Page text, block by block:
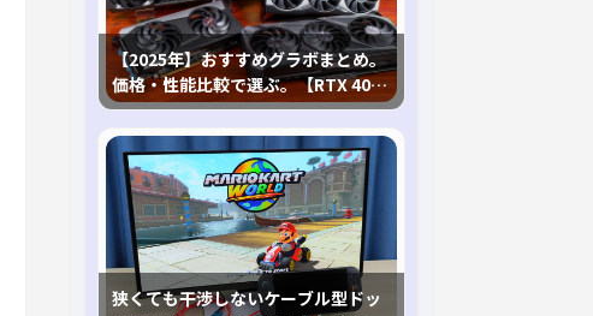
【2025年】おすすめグラボまとめ。
価格・性能比較で選ぶ。【RTX 40,
RX 7000各種に対応】
狭くても干渉しないケーブル型ドッ